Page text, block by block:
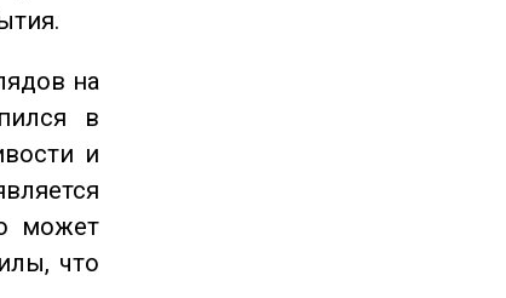
на
в
и
может
что